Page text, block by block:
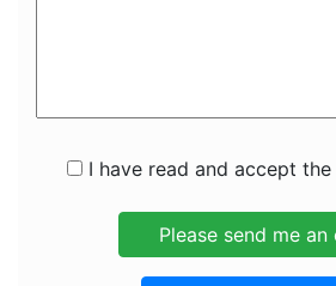
I have read and accept